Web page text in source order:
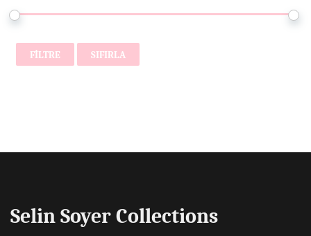
FILTRE SIFIRLA
Selin Soyer Collections